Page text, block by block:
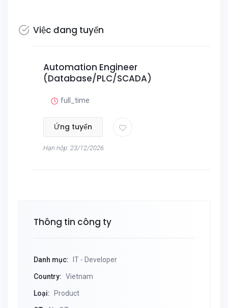
Việc đang tuyển
Automation Engineer
(Database/PLC/SCADA)
full_time
Ứng tuyển
Hạn nộp: 23/12/2026
Thông tin công ty
Danh mục: IT - Developer
Country: Vietnam
Loại: Product